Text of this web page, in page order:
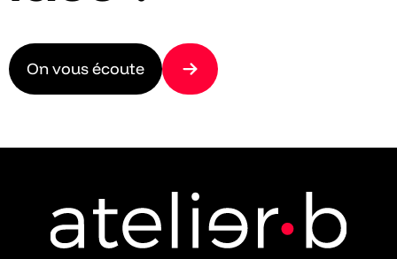
On vous écoute